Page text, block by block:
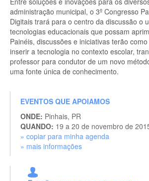
administração municipal, o 3º Congresso
Digitais trará para o centro da discussão o
tecnologias educacionais que possam
Painéis, discussões e iniciativas terão
inserir a tecnologia no contexto escolar,
professor para condutor de um novo
uma fonte única de conhecimento.
EVENTOS QUE APOIAMOS
ONDE: Pinhais, PR
QUANDO: 19 a 20 de novembro de
» copiar para minha agenda
» mais informações